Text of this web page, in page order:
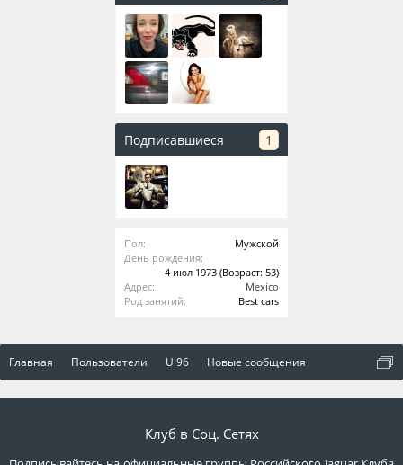
Подписавшиеся 1
Пол:
Мужской
День рождения:
4 июл 1973 (Возраст: 53)
Адрес:
Mexico
Род занятий:
Best cars
Главная Пользователи U 96 Новые сообщения
Клуб в Соц. Сетях